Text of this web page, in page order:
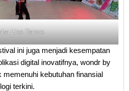
Line Dance
ini juga menjadi kesempatan
digital inovatifnya, wondr by
memenuhi kebutuhan finansial
terkini.